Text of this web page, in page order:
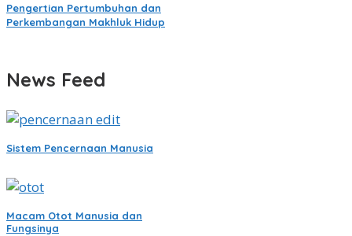
Pengertian Pertumbuhan dan
Perkembangan Makhluk Hidup
News Feed
Sistem Pencernaan Manusia
Macam Otot Manusia dan
Fungsinya